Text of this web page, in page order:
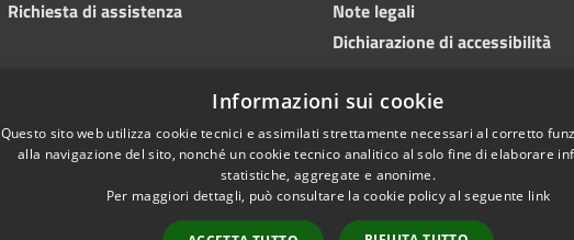
Richiesta di assistenza
Note legali
Dichiarazione di accessibilità
Informazioni sui cookie
Questo sito web utilizza cookie tecnici e assimilati strettamente necessari al corretto
alla navigazione del sito, nonché un cookie tecnico analitico al solo fine di elaborare
statistiche, aggregate e anonime.
Per maggiori dettagli, può consultare la cookie policy al seguente link